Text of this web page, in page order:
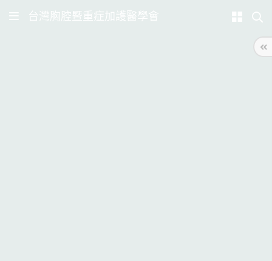
台灣胸腔暨重症加護醫學會